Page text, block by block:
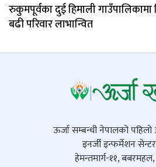
रुकुमपूर्वका दुई हिमाली गाउँपालिकामा
बढी परिवार लाभान्वित
ऊर्जा सम्बन्धी नेपालको पहिलो
इनर्जी इन्फर्मेशन सेन्टर
हेमन्तमार्ग-११,